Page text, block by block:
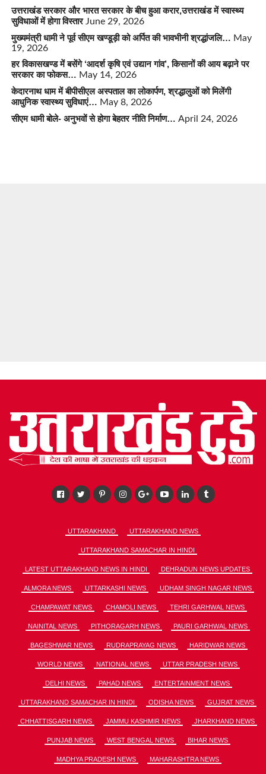
उत्तराखंड सरकार और भारत सरकार के बीच हुआ करार,उत्तराखंड में स्वास्थ्य
सुविधाओं में होगा विस्तार June 29, 2026
मुख्यमंत्री धामी ने पूर्व सीएम खण्डूड़ी को अर्पित की भावभीनी श्रद्धांजलि… May
19, 2026
हर विकासखण्ड में बसेंगे ‘आदर्श कृषि एवं उद्यान गांव’, किसानों की आय बढ़ाने पर
सरकार का फोकस… May 14, 2026
केदारनाथ धाम में बीपीसीएल अस्पताल का लोकार्पण, श्रद्धालुओं को मिलेंगी
आधुनिक स्वास्थ्य सुविधाएं… May 8, 2026
सीएम धामी बोले- अनुभवों से होगा बेहतर नीति निर्माण… April 24, 2026
UTTARAKHAND UTTARAKHAND NEWS
UTTARAKHAND SAMACHAR IN HINDI
LATEST UTTARAKHAND NEWS IN HINDI DEHRADUN NEWS UPDATES
ALMORA NEWS UTTARKASHI NEWS UDHAM SINGH NAGAR NEWS
CHAMPAWAT NEWS CHAMOLI NEWS TEHRI GARHWAL NEWS
NAINITAL NEWS PITHORAGARH NEWS PAURI GARHWAL NEWS
BAGESHWAR NEWS RUDRAPRAYAG NEWS HARIDWAR NEWS
WORLD NEWS NATIONAL NEWS UTTAR PRADESH NEWS
DELHI NEWS PAHAD NEWS ENTERTAINMENT NEWS
UTTARAKHAND SAMACHAR IN HINDI ODISHA NEWS GUJRAT NEWS
CHHATTISGARH NEWS JAMMU KASHMIR NEWS JHARKHAND NEWS
PUNJAB NEWS WEST BENGAL NEWS BIHAR NEWS
MADHYA PRADESH NEWS MAHARASHTRA NEWS